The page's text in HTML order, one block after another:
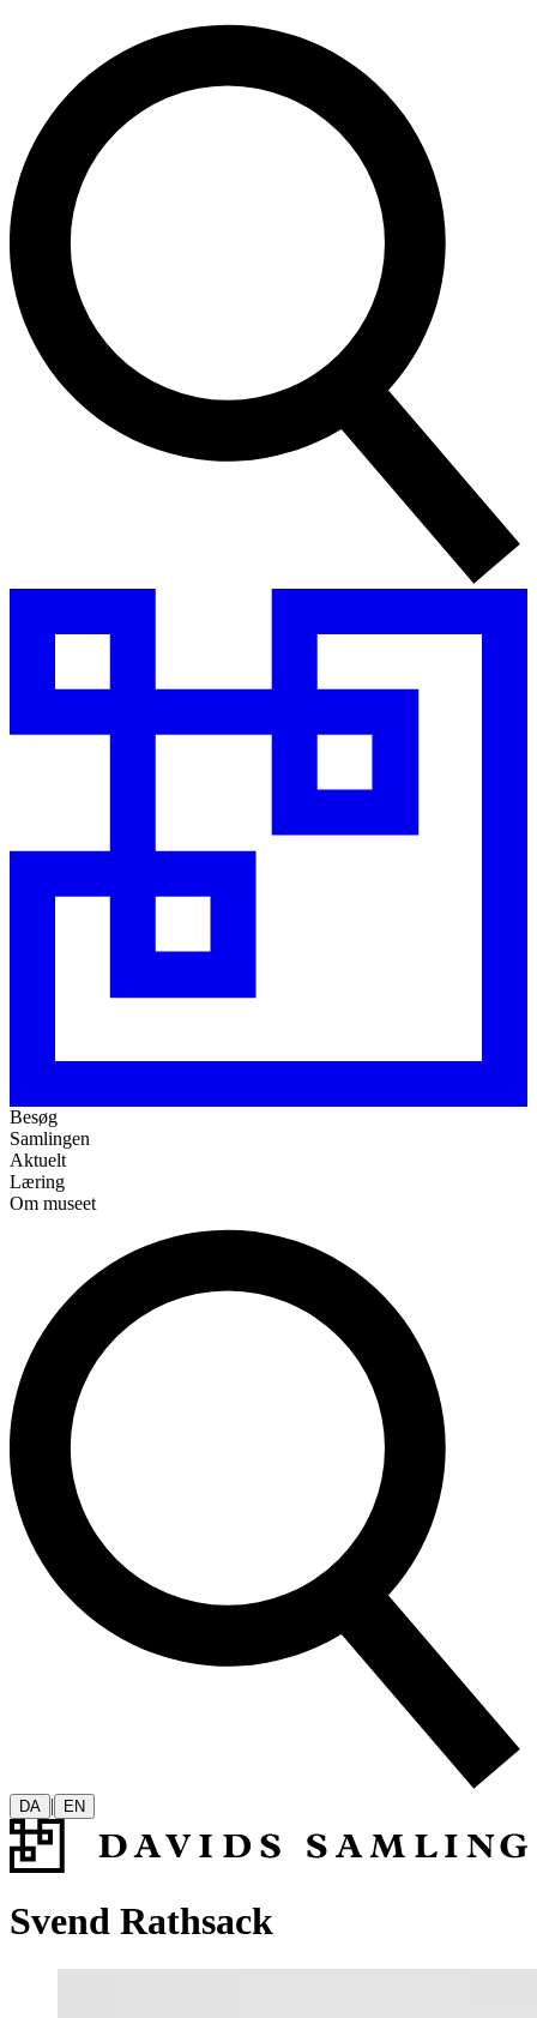
Besøg
Samlingen
Aktuelt
Læring
Om museet
DA | EN
Svend Rathsack